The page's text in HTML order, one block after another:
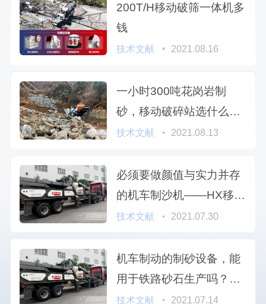
200T/H移动破筛一体机多
钱
技术文献 2021.08.16
一小时300吨花岗岩制
砂，移动破碎站选什么制
砂机用
技术文献 2021.08.13
必须要做颜值与实力并存
的机车制沙机——HX移动
制砂机，就是美！
技术文献 2021.07.30
机车制动的制砂设备，能
用于铁路砂石生产吗？能
满足多大规模制砂使用？
技术文献 2021.07.14